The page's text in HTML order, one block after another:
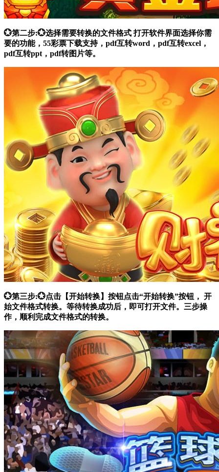
💮第二步:💮选择需要转换的文件格式 打开软件界面选择你需
要的功能，55彩票下载支持，pdf互转word，pdf互转excel，
pdf互转ppt，pdf转图片等。
💮第三步:💮点击【开始转换】按钮点击“开始转换”按钮， 开
始文件格式转换。等待转换成功后，即可打开文件。三步操
作，顺利完成文件格式的转换。